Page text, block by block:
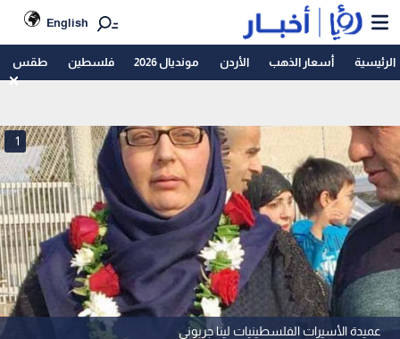
English
الرئيسية أسعار الذهب الأردن مونديال 2026 فلسطين طقس
عميدة الأسيرات الفلسطينيات لينا جربوني
1